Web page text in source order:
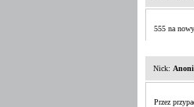
555 na
Nick:
Przez